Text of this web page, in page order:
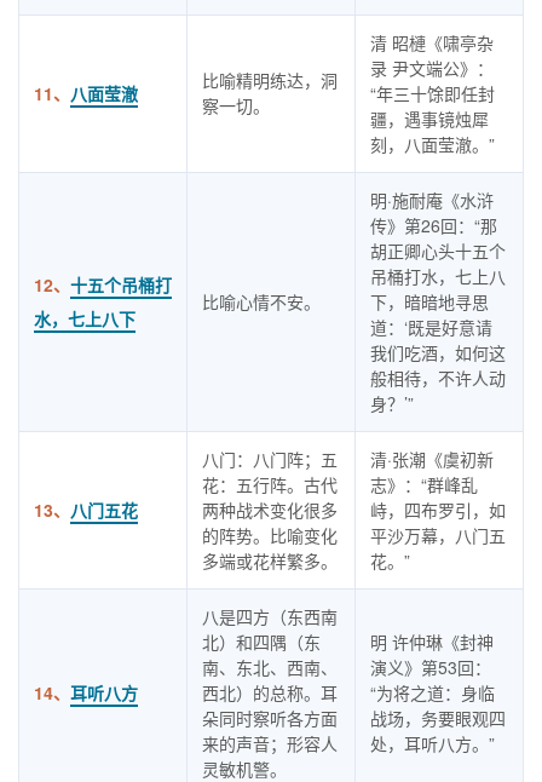
11、 八面莹澈
比喻精明练达，洞
察一切。
清 昭槤《啸亭杂
录 尹文端公》：
“年三十馀即任封
疆，遇事镜烛犀
刻，八面莹澈。”
12、 十五个吊桶打
水，七上八下
比喻心情不安。
明·施耐庵《水浒
传》第26回：“那
胡正卿心头十五个
吊桶打水，七上八
下，暗暗地寻思
道：‘既是好意请
我们吃酒，如何这
般相待，不许人动
身？’”
13、 八门五花
八门：八门阵；五
花：五行阵。古代
两种战术变化很多
的阵势。比喻变化
多端或花样繁多。
清·张潮《虞初新
志》：“群峰乱
峙，四布罗引，如
平沙万幕，八门五
花。”
14、 耳听八方
八是四方（东西南
北）和四隅（东
南、东北、西南、
西北）的总称。耳
朵同时察听各方面
来的声音；形容人
灵敏机警。
明 许仲琳《封神
演义》第53回：
“为将之道：身临
战场，务要眼观四
处，耳听八方。”